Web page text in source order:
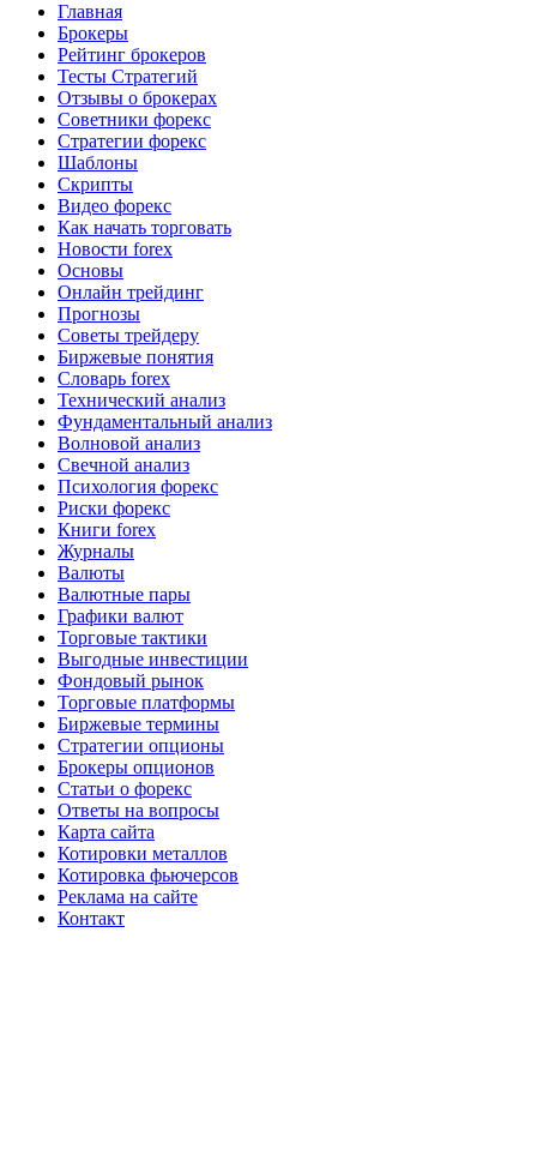
Главная
Брокеры
Рейтинг брокеров
Тесты Стратегий
Отзывы о брокерах
Советники форекс
Стратегии форекс
Шаблоны
Скрипты
Видео форекс
Как начать торговать
Новости forex
Основы
Онлайн трейдинг
Прогнозы
Советы трейдеру
Биржевые понятия
Словарь forex
Технический анализ
Фундаментальный анализ
Волновой анализ
Свечной анализ
Психология форекс
Риски форекс
Книги forex
Журналы
Валюты
Валютные пары
Графики валют
Торговые тактики
Выгодные инвестиции
Фондовый рынок
Торговые платформы
Биржевые термины
Стратегии опционы
Брокеры опционов
Статьи о форекс
Ответы на вопросы
Карта сайта
Котировки металлов
Котировка фьючерсов
Реклама на сайте
Контакт